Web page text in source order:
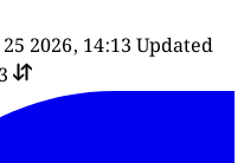
2026, 14:13Updated